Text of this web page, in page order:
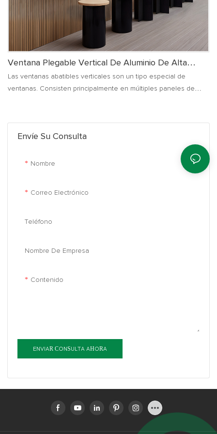
Envíe Su Consulta
Nombre
Correo Electrónico
Teléfono
Nombre De Empresa
Contenido
ENVIAR CONSULTA AHORA
Ventana Plegable Vertical De Aluminio De Alta
Calidad.
Las ventanas abatibles verticales son un tipo especial de
ventanas. Consisten principalmente en múltiples paneles de
cuando se abren o cierran, y la acción de plegado se realiza en
dirección vertical.